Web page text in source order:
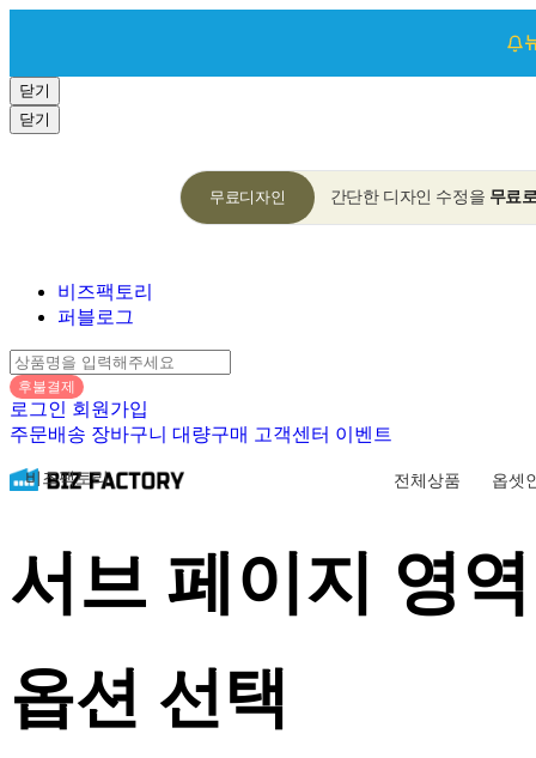
닫기
닫기
무료디자인 간단한 디자인 수정을 무료
비즈팩토리
퍼블로그
후불결제
로그인 회원가입
주문배송 장바구니 대량구매 고객센터 이벤트
비즈팩토리 전체상품 옵셋
서브 페이지 영역
옵션 선택